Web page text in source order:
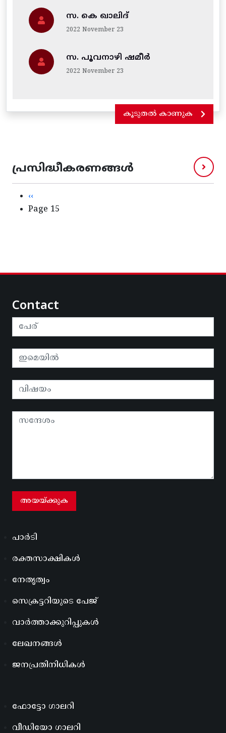
സ. കെ ഖാലിദ്
2022 November 23
സ. പൂവനാഴി ഷമീർ
2022 November 23
കൂടുതൽ കാണുക
പ്രസിദ്ധീകരണങ്ങൾ
Pagination
Previous page
‹‹
Page 15
Contact
പാർടി
രക്തസാക്ഷികൾ
നേതൃത്വം
സെക്രട്ടറിയുടെ പേജ്
വാർത്താക്കുറിപ്പുകൾ
ലേഖനങ്ങൾ
ജനപ്രതിനിധികൾ
ഫോട്ടോ ഗാലറി
വീഡിയോ ഗാലറി